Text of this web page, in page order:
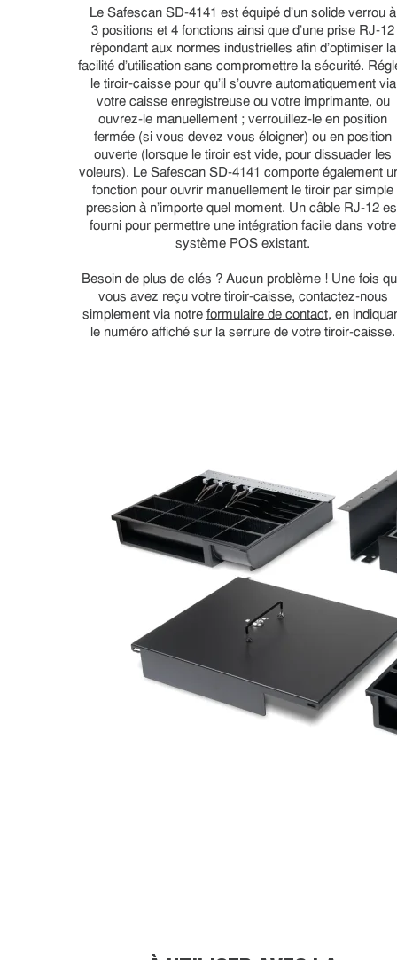
Le Safescan SD-4141 est équipé d'un solide verrou à
3 positions et 4 fonctions ainsi que d'une prise RJ-12
répondant aux normes industrielles afin d'optimiser la
facilité d'utilisation sans compromettre la sécurité.
le tiroir-caisse pour qu'il s'ouvre automatiquement via
votre caisse enregistreuse ou votre imprimante, ou
ouvrez-le manuellement ; verrouillez-le en position
fermée (si vous devez vous éloigner) ou en position
ouverte (lorsque le tiroir est vide, pour dissuader les
voleurs). Le Safescan SD-4141 comporte également
fonction pour ouvrir manuellement le tiroir par simple
pression à n'importe quel moment. Un câble RJ-12
fourni pour permettre une intégration facile dans votre
système POS existant.
Besoin de plus de clés ? Aucun problème ! Une fois
vous avez reçu votre tiroir-caisse, contactez-nous
simplement via notre formulaire de contact, en
le numéro affiché sur la serrure de votre tiroir-caisse.